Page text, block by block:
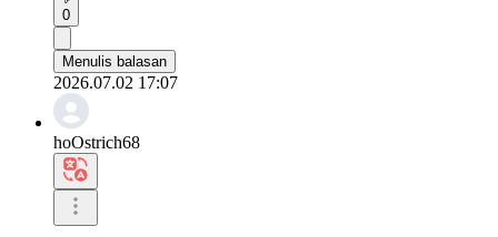
0
Menulis balasan
2026.07.02 17:07
hoOstrich68